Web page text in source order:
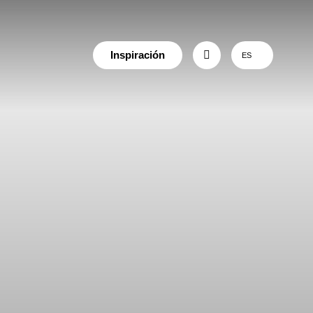
Inspiración ES